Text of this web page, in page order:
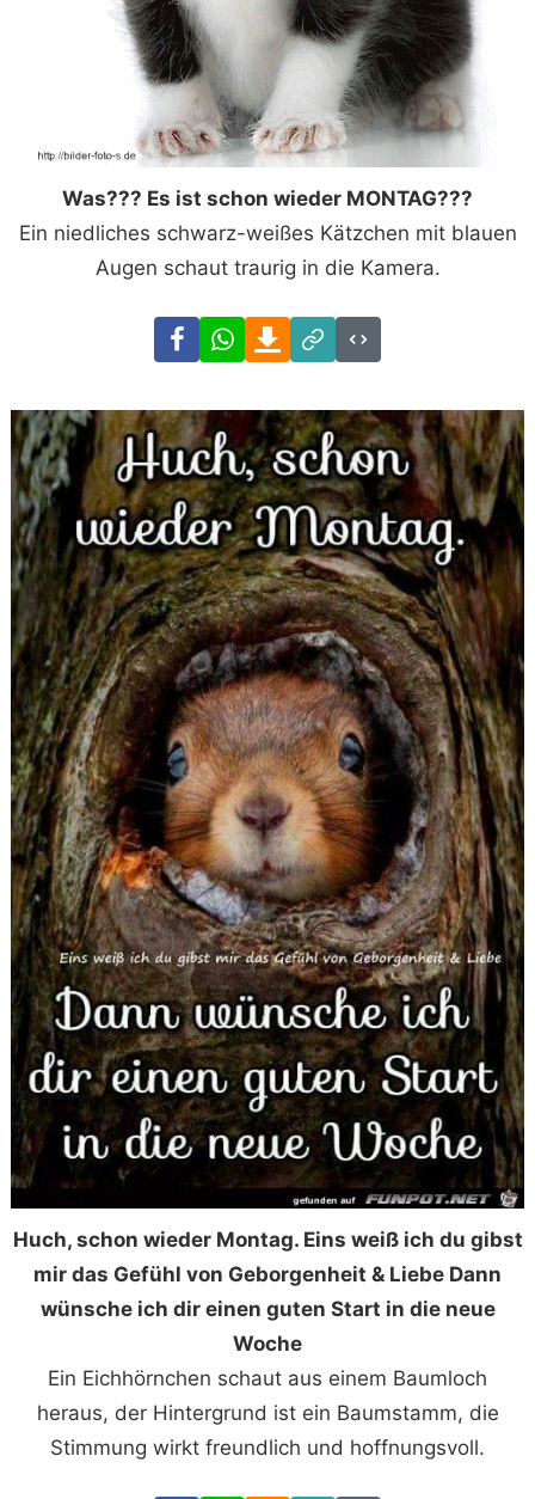
Was??? Es ist schon wieder MONTAG???
Ein niedliches schwarz-weißes Kätzchen mit blauen
Augen schaut traurig in die Kamera.
FacebookWhatsAppDownload
Link
Code
Huch, schon wieder Montag. Eins weiß ich du gibst
mir das Gefühl von Geborgenheit & Liebe Dann
wünsche ich dir einen guten Start in die neue
Woche
Ein Eichhörnchen schaut aus einem Baumloch
heraus, der Hintergrund ist ein Baumstamm, die
Stimmung wirkt freundlich und hoffnungsvoll.